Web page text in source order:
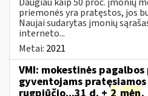
priemonės yra pratęstos, jos
Naujai sudarytas įmonių
interneto...
Metai: 2021
VMI: mokestinės
gyventojams pratęsiamos
rugpjūčio...31 d. + 2 mėn.